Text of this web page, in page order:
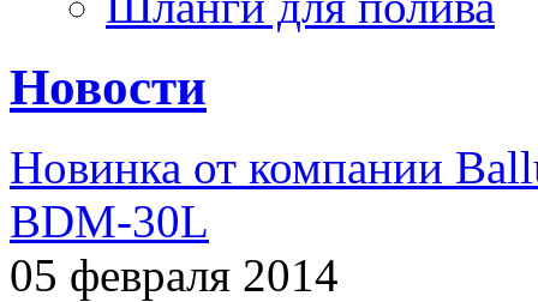
Новости
Новинка от компании
BDM-30L
05 февраля 2014